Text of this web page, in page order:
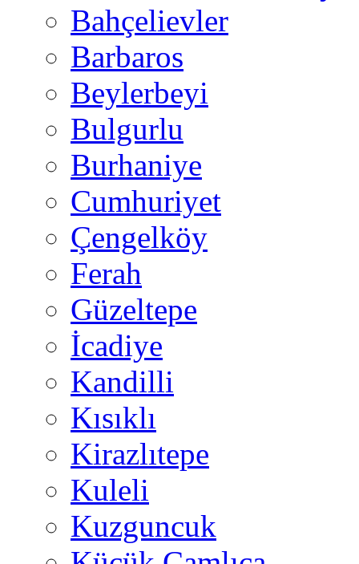
Bahçelievler
Barbaros
Beylerbeyi
Bulgurlu
Burhaniye
Cumhuriyet
Çengelköy
Ferah
Güzeltepe
İcadiye
Kandilli
Kısıklı
Kirazlıtepe
Kuleli
Kuzguncuk